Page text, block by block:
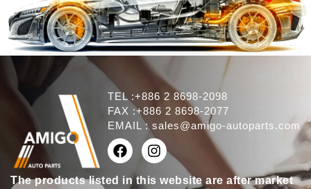
TEL :+886 2 8698-2098
FAX :+886 2 8698-2077
EMAIL : sales@amigo-autoparts.com
The products listed in this website are after market